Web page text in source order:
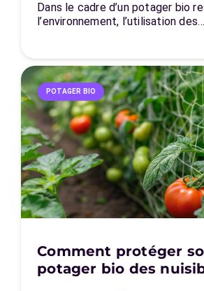
Dans le cadre d’un potager bio
l’environnement, l’utilisation des…
POTAGER BIO
Comment protéger
potager bio des